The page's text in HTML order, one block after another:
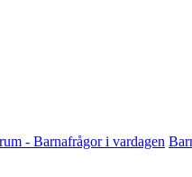
- Barnafrågor i vardagen